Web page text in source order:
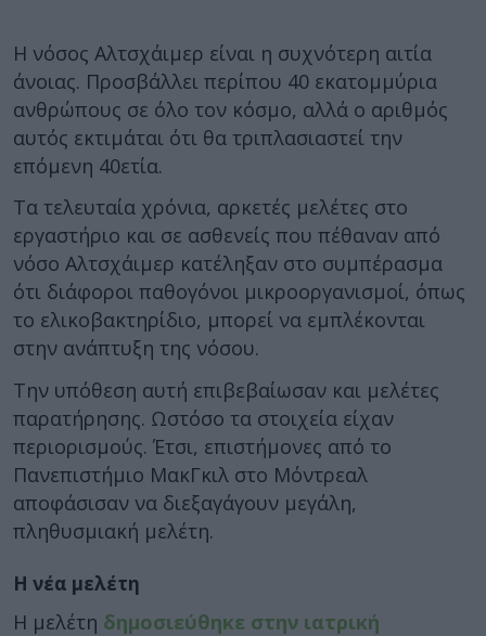
Η νόσος Αλτσχάιμερ είναι η συχνότερη αιτία
άνοιας. Προσβάλλει περίπου 40 εκατομμύρια
ανθρώπους σε όλο τον κόσμο, αλλά ο αριθμός
αυτός εκτιμάται ότι θα τριπλασιαστεί την
επόμενη 40ετία.
Τα τελευταία χρόνια, αρκετές μελέτες στο
εργαστήριο και σε ασθενείς που πέθαναν από
νόσο Αλτσχάιμερ κατέληξαν στο συμπέρασμα
ότι διάφοροι παθογόνοι μικροοργανισμοί, όπως
το ελικοβακτηρίδιο, μπορεί να εμπλέκονται
στην ανάπτυξη της νόσου.
Την υπόθεση αυτή επιβεβαίωσαν και μελέτες
παρατήρησης. Ωστόσο τα στοιχεία είχαν
περιορισμούς. Έτσι, επιστήμονες από το
Πανεπιστήμιο ΜακΓκιλ στο Μόντρεαλ
αποφάσισαν να διεξαγάγουν μεγάλη,
πληθυσμιακή μελέτη.
Η νέα μελέτη
Η μελέτη δημοσιεύθηκε στην ιατρική